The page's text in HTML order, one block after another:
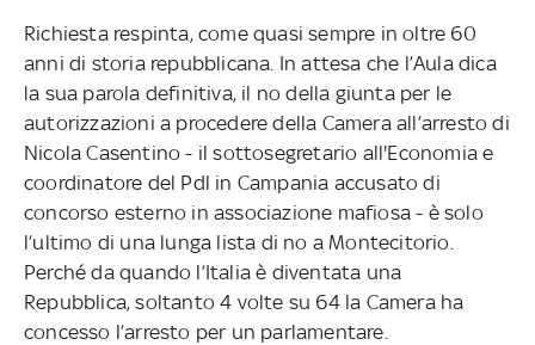
Richiesta respinta, come quasi sempre in oltre 60
anni di storia repubblicana. In attesa che l’Aula dica
la sua parola definitiva, il no della giunta per le
autorizzazioni a procedere della Camera all’arresto di
Nicola Casentino - il sottosegretario all'Economia e
coordinatore del Pdl in Campania accusato di
concorso esterno in associazione mafiosa - è solo
l’ultimo di una lunga lista di no a Montecitorio.
Perché da quando l’Italia è diventata una
Repubblica, soltanto 4 volte su 64 la Camera ha
concesso l’arresto per un parlamentare.